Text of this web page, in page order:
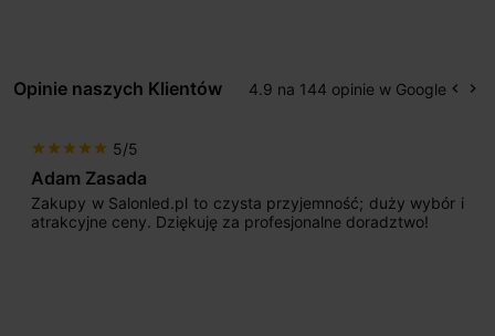
Opinie naszych Klientów 4.9 na 144 opinie w Google keyboard_arrow_left keyboard_arrow_right
star star star star star 5/5
Adam Zasada
Zakupy w Salonled.pl to czysta przyjemność; duży wybór i
atrakcyjne ceny. Dziękuję za profesjonalne doradztwo!